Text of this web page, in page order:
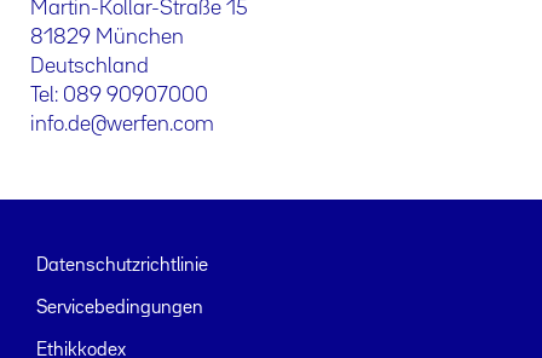
Martin-Kollar-Straße 15
81829 München
Deutschland
Tel: 089 90907000
info.de@werfen.com
Datenschutzrichtlinie
Servicebedingungen
Ethikkodex